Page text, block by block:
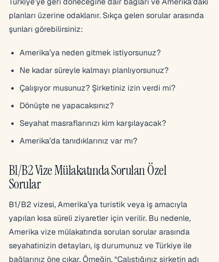
planları üzerine odaklanır. Sıkça gelen sorular arasında
şunları görebilirsiniz:
Amerika’ya neden gitmek istiyorsunuz?
Ne kadar süreyle kalmayı planlıyorsunuz?
Çalışıyor musunuz? Şirketiniz izin verdi mi?
Dönüşte ne yapacaksınız?
Seyahat masraflarınızı kim karşılayacak?
Amerika’da tanıdıklarınız var mı?
B1/B2 Vize Mülakatında Sorulan Özel
Sorular
B1/B2 vizesi, Amerika’ya turistik veya iş amacıyla
yapılan kısa süreli ziyaretler için verilir. Bu nedenle,
Amerika vize mülakatında sorulan sorular arasında
seyahatinizin detayları, iş durumunuz ve Türkiye ile
bağlarınız öne çıkar. Örneğin, “Çalıştığınız şirketin adı